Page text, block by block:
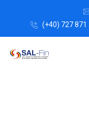
(+40) 727 871